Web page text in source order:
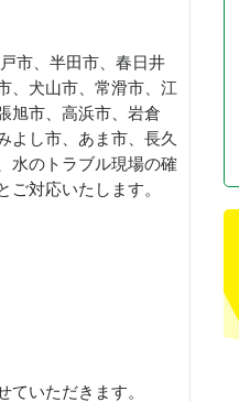
市、半田市、春日井
、犬山市、常滑市、江
旭市、高浜市、岩倉
よし市、あま市、長久
水のトラブル現場の確
対応いたします。
いただきます。